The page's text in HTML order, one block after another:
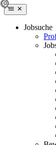
Jobsuche